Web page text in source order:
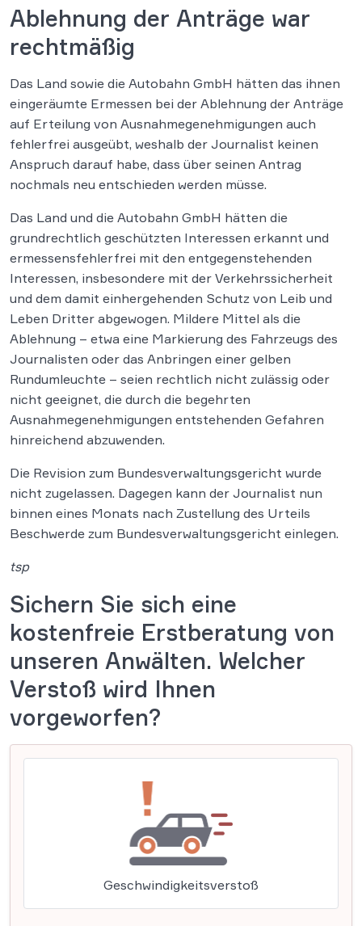
Ablehnung der Anträge war
rechtmäßig
Das Land sowie die Autobahn GmbH hätten das ihnen
eingeräumte Ermessen bei der Ablehnung der Anträge
auf Erteilung von Ausnahmegenehmigungen auch
fehlerfrei ausgeübt, weshalb der Journalist keinen
Anspruch darauf habe, dass über seinen Antrag
nochmals neu entschieden werden müsse.
Das Land und die Autobahn GmbH hätten die
grundrechtlich geschützten Interessen erkannt und
ermessensfehlerfrei mit den entgegenstehenden
Interessen, insbesondere mit der Verkehrssicherheit
und dem damit einhergehenden Schutz von Leib und
Leben Dritter abgewogen. Mildere Mittel als die
Ablehnung – etwa eine Markierung des Fahrzeugs des
Journalisten oder das Anbringen einer gelben
Rundumleuchte – seien rechtlich nicht zulässig oder
nicht geeignet, die durch die begehrten
Ausnahmegenehmigungen entstehenden Gefahren
hinreichend abzuwenden.
Die Revision zum Bundesverwaltungsgericht wurde
nicht zugelassen. Dagegen kann der Journalist nun
binnen eines Monats nach Zustellung des Urteils
Beschwerde zum Bundesverwaltungsgericht einlegen.
tsp
Sichern Sie sich eine
kostenfreie Erstberatung von
unseren Anwälten. Welcher
Verstoß wird Ihnen
vorgeworfen?
Geschwindigkeitsverstoß